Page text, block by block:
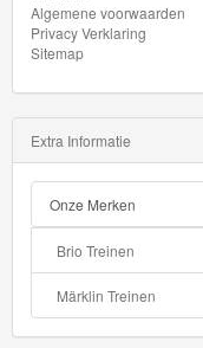
HW
Drift
HW
Daredevils
HW
Dream
Garage
HW
Algemene voorwaarden
Privacy Verklaring
Sitemap
Extra Informatie
Onze Merken
Brio Treinen
Märklin Treinen